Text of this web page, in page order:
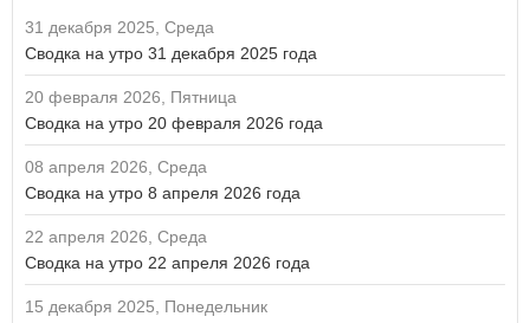
31 декабря 2025, Среда
Сводка на утро 31 декабря 2025 года
20 февраля 2026, Пятница
Сводка на утро 20 февраля 2026 года
08 апреля 2026, Среда
Сводка на утро 8 апреля 2026 года
22 апреля 2026, Среда
Сводка на утро 22 апреля 2026 года
15 декабря 2025, Понедельник